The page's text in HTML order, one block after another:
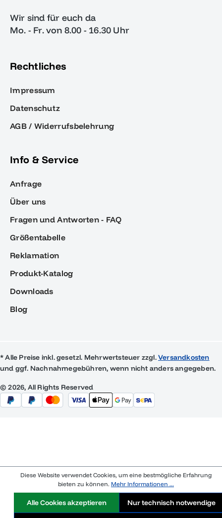
Wir sind für euch da
Mo. - Fr. von 8.00 - 16.30 Uhr
Rechtliches
Impressum
Datenschutz
AGB / Widerrufsbelehrung
Info & Service
Anfrage
Über uns
Fragen und Antworten - FAQ
Größentabelle
Reklamation
Produkt-Katalog
Downloads
Blog
* Alle Preise inkl. gesetzl. Mehrwertsteuer zzgl.Versandkosten
und ggf. Nachnahmegebühren, wenn nicht anders angegeben.
© 2026, All Rights Reserved
Diese Website verwendet Cookies, um eine bestmögliche Erfahrung
bieten zu können. Mehr Informationen ...
Nur technisch notwendige
Alle Cookies akzeptieren